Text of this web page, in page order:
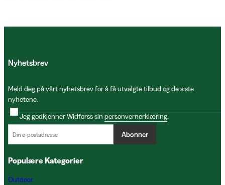
Nyhetsbrev
Meld deg på vårt nyhetsbrev for å få utvalgte tilbud og de siste
nyhetene.
Jeg godkjenner Widforss sin personvernerklæring.
Abonner
Populære Kategorier
Outdoor